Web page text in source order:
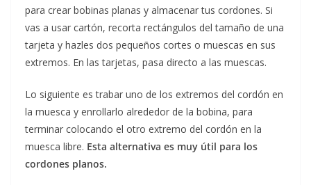
para crear bobinas planas y almacenar tus cordones. Si
vas a usar cartón, recorta rectángulos del tamaño de una
tarjeta y hazles dos pequeños cortes o muescas en sus
extremos. En las tarjetas, pasa directo a las muescas.
Lo siguiente es trabar uno de los extremos del cordón en
la muesca y enrollarlo alrededor de la bobina, para
terminar colocando el otro extremo del cordón en la
muesca libre. Esta alternativa es muy útil para los
cordones planos.